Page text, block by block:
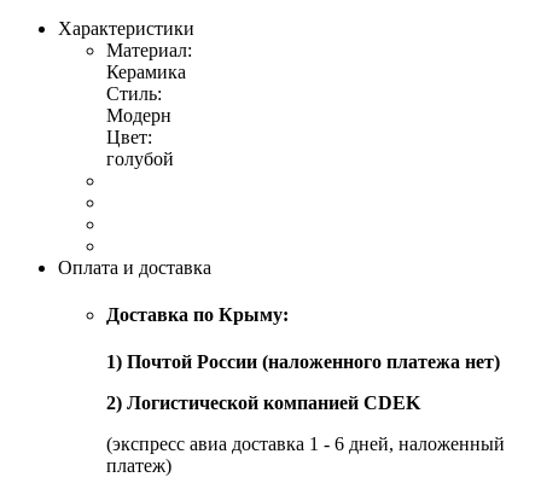
Характеристики
Материал:
Керамика
Стиль:
Модерн
Цвет:
голубой
Оплата и доставка
Доставка по Крыму:
1) Почтой России (наложенного платежа нет)
2) Логистической компанией CDEK
(экспресс авиа доставка 1 - 6 дней, наложенный
платеж)